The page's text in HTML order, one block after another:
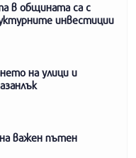
в общината са с
инвестиции
на улици и
важен пътен